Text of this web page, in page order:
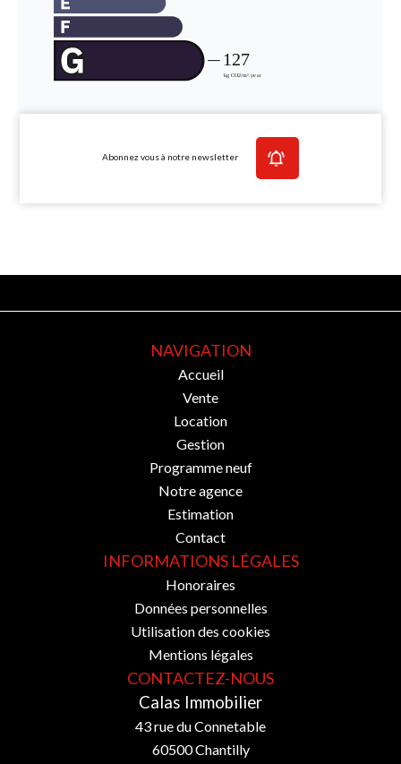
Abonnez vous à notre newsletter
NAVIGATION
Accueil
Vente
Location
Gestion
Programme neuf
Notre agence
Estimation
Contact
INFORMATIONS LÉGALES
Honoraires
Données personnelles
Utilisation des cookies
Mentions légales
CONTACTEZ-NOUS
Calas Immobilier
43 rue du Connetable
60500Chantilly